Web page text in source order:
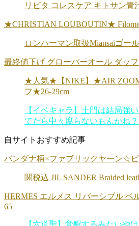
リビタ コレスケア キトサン青
★CHRISTIAN LOUBOUTIN★
ロンハーマン取扱Miansaiゴー
最終値下げ グローバーオール ダッフ
★人気★【NIKE】★AIR
フ★26-29cm
【イベキャラ】土門は結局強
てたら中々腐らないもんかね？
自サイトおすすめ記事
バンダナ柄×ファブリックヤーン☆
関税込 JIL SANDER Braided
HERMES エルメス リバーシブル ベ
65
【六道聖】覚醒するみたいや